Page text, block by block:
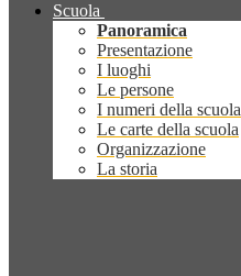
Scuola
Panoramica
Presentazione
I luoghi
Le persone
I numeri della scuola
Le carte della scuola
Organizzazione
La storia